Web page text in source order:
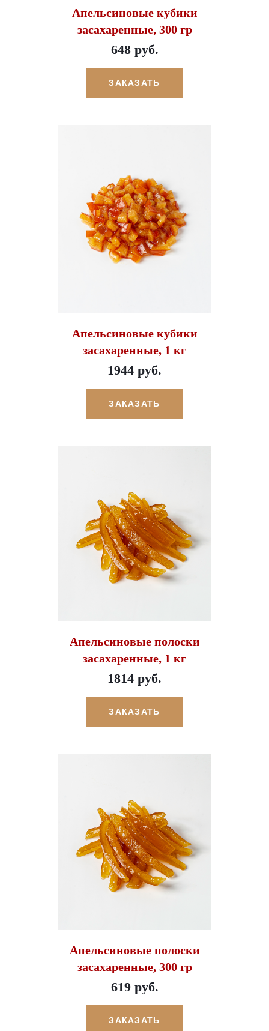
Апельсиновые кубики
засахаренные, 300 гр
648 руб.
ЗАКАЗАТЬ
Апельсиновые кубики
засахаренные, 1 кг
1944 руб.
ЗАКАЗАТЬ
Апельсиновые полоски
засахаренные, 1 кг
1814 руб.
ЗАКАЗАТЬ
Апельсиновые полоски
засахаренные, 300 гр
619 руб.
ЗАКАЗАТЬ